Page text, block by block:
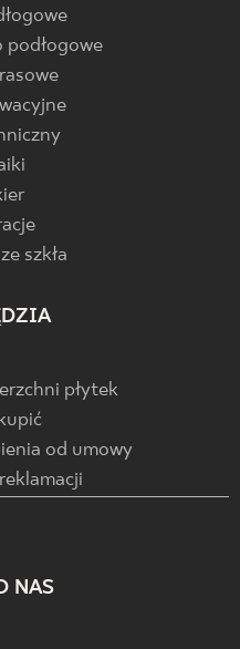
podłogowe
szkła
płytek
od umowy
NAS